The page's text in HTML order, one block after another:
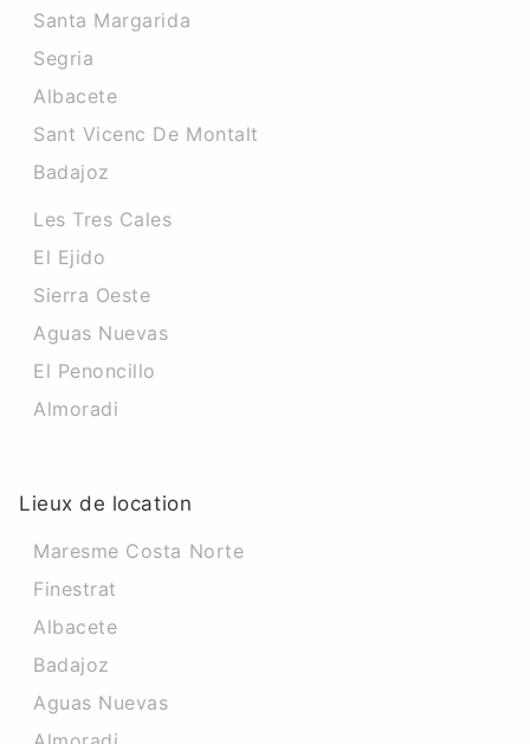
Santa Margarida
Segria
Albacete
Sant Vicenc De Montalt
Badajoz
Les Tres Cales
El Ejido
Sierra Oeste
Aguas Nuevas
El Penoncillo
Almoradi
Lieux de location
Maresme Costa Norte
Finestrat
Albacete
Badajoz
Aguas Nuevas